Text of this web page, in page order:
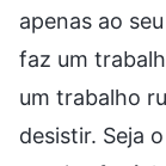
apenas ao
faz um
um trabalho
desistir. Seja